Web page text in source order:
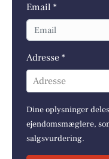
Email *
Adresse *
Adresse
Dine oplysninger
ejendomsmæglere,
salgsvurdering.